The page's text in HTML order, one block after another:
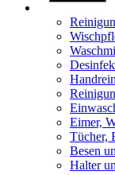
Eimer,
Tücher,
Besen
Halter